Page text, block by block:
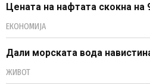
Цената на нафтата скокна на
ЕКОНОМИЈА
Дали морската вода
ЖИВОТ